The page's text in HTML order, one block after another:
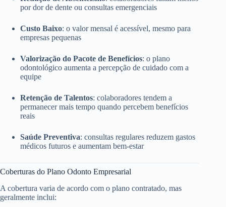
por dor de dente ou consultas emergenciais
Custo Baixo: o valor mensal é acessível, mesmo para
empresas pequenas
Valorização do Pacote de Benefícios: o plano
odontológico aumenta a percepção de cuidado com a
equipe
Retenção de Talentos: colaboradores tendem a
permanecer mais tempo quando percebem benefícios
reais
Saúde Preventiva: consultas regulares reduzem gastos
médicos futuros e aumentam bem-estar
Coberturas do Plano Odonto Empresarial
A cobertura varia de acordo com o plano contratado, mas
geralmente inclui: